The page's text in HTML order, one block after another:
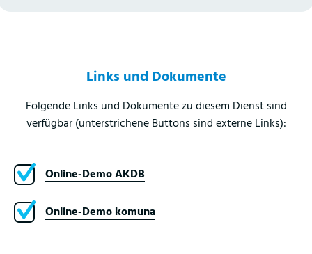
Links und Dokumente
Folgende Links und Dokumente zu diesem Dienst sind
verfügbar (unterstrichene Buttons sind externe Links):
Online-Demo AKDB
Online-Demo komuna